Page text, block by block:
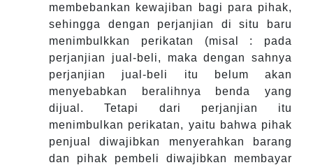
membebankan kewajiban bagi para pihak,
sehingga dengan perjanjian di situ baru
menimbulkkan perikatan (misal : pada
perjanjian jual-beli, maka dengan sahnya
perjanjian jual-beli itu belum akan
menyebabkan beralihnya benda yang
dijual. Tetapi dari perjanjian itu
menimbulkan perikatan, yaitu bahwa pihak
penjual diwajibkan menyerahkan barang
dan pihak pembeli diwajibkan membayar